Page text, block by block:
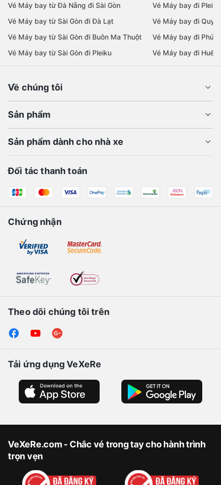
Vé Máy bay từ Đà Nẵng đi Sài Gòn
Vé Máy bay từ Sài Gòn đi Đà Lạt
Vé Máy bay từ Sài Gòn đi Buôn Ma Thuột
Vé Máy bay từ Sài Gòn đi Pleiku
Vé Máy bay đi Pleiku
Vé Máy bay đi Quy
Vé Máy bay đi Phú
Vé Máy bay đi Huế
Về chúng tôi
Sản phẩm
Sản phẩm dành cho nhà xe
Đối tác thanh toán
Chứng nhận
Theo dõi chúng tôi trên
Tải ứng dụng VeXeRe
VeXeRe.com - Chắc vé trong tay cho hành trình
trọn vẹn